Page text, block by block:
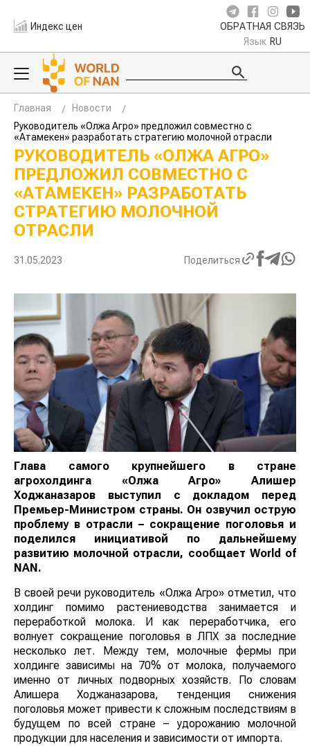
Индекс цен ОБРАТНАЯ СВЯЗЬ
Язык RU
Главная
Новости
Руководитель «Олжа Агро» предложил совместно с
«Атамекен» разработать стратегию молочной отрасли
РУКОВОДИТЕЛЬ «ОЛЖА АГРО»
ПРЕДЛОЖИЛ СОВМЕСТНО С
«АТАМЕКЕН» РАЗРАБОТАТЬ
СТРАТЕГИЮ МОЛОЧНОЙ
ОТРАСЛИ
31.05.2023 Поделиться
Глава самого крупнейшего в стране
агрохолдинга «Олжа Агро» Алишер
Ходжаназаров выступил с докладом перед
Премьер-Министром страны. Он озвучил острую
проблему в отрасли – сокращение поголовья и
поделился инициативой по дальнейшему
развитию молочной отрасли, сообщает World of
NAN .
В своей речи руководитель «Олжа Агро» отметил, что
холдинг помимо растениеводства занимается и
переработкой молока. И как переработчика, его
волнует сокращение поголовья в ЛПХ за последние
несколько лет. Между тем, молочные фермы при
холдинге зависимы на 70% от молока, получаемого
именно от личных подворных хозяйств. По словам
Алишера Ходжаназарова, тенденция снижения
поголовья может привести к сложным последствиям в
будущем по всей стране – удорожанию молочной
продукции для населения и зависимости от импорта.